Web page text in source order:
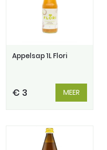
Appelsap 1L Flori
€ 3 MEER